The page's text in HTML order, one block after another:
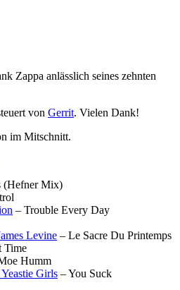
Zappa anlässlich seines zehnten
von Gerrit. Vielen Dank!
im Mitschnitt.
(Hefner Mix)
– Trouble Every Day
Levine – Le Sacre Du Printemps
Time
Humm
Girls –You Suck